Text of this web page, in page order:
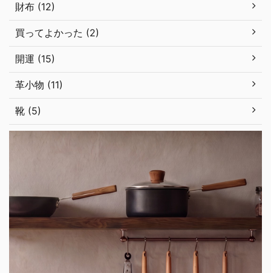
財布 (12)
買ってよかった (2)
開運 (15)
革小物 (11)
靴 (5)